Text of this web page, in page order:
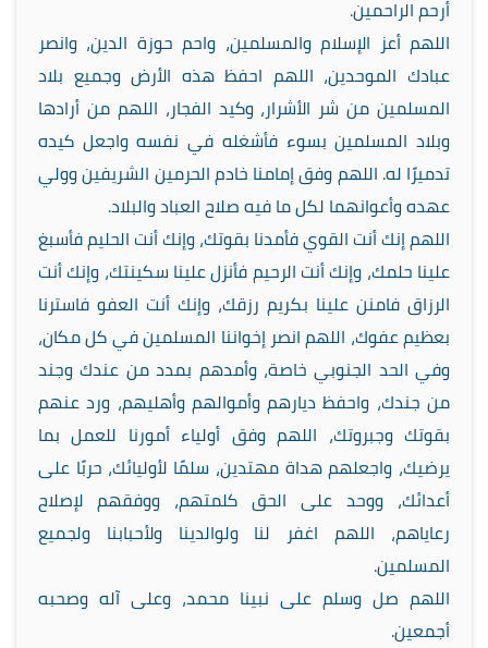
أرحم الراحمين.
اللهم أعز الإسلام والمسلمين، واحم حوزة الدين، وانصر
عبادك الموحدين، اللهم احفظ هذه الأرض وجميع بلاد
المسلمين من شر الأشرار، وكيد الفجار، اللهم من أرادها
وبلاد المسلمين بسوء فأشغله في نفسه واجعل كيده
تدميرًا له. اللهم وفق إمامنا خادم الحرمين الشريفين وولي
عهده وأعوانهما لكل ما فيه صلاح العباد والبلاد.
اللهم إنك أنت القوي فأمدنا بقوتك، وإنك أنت الحليم فأسبغ
علينا حلمك، وإنك أنت الرحيم فأنزل علينا سكينتك، وإنك أنت
الرزاق فامنن علينا بكريم رزقك، وإنك أنت العفو فاسترنا
بعظيم عفوك، اللهم انصر إخواننا المسلمين في كل مكان،
وفي الحد الجنوبي خاصة، وأمدهم بمدد من عندك وجند
من جندك، واحفظ ديارهم وأموالهم وأهليهم، ورد عنهم
بقوتك وجبروتك، اللهم وفق أولياء أمورنا للعمل بما
يرضيك، واجعلهم هداة مهتدين، سلمًا لأوليائك، حربًا على
أعدائك، ووحد على الحق كلمتهم، ووفقهم لإصلاح
رعاياهم، اللهم اغفر لنا ولوالدينا ولأحبابنا ولجميع
المسلمين.
اللهم صل وسلم على نبينا محمد، وعلى آله وصحبه
أجمعين.